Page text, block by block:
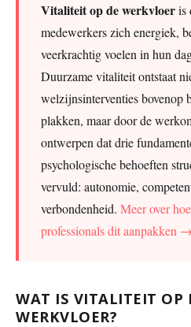
Vitaliteit op de werkvloeris
medewerkers zich energiek,
veerkrachtig voelen in hun
Duurzame vitaliteit ontstaat
welzijnsinterventies bovenop
plakken, maar door de
ontwerpen dat drie
psychologische behoeften
vervuld: autonomie,
verbondenheid. Meer over
professionals dit aanpakken →
WAT IS VITALITEIT OP
WERKVLOER?